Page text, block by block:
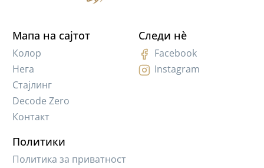
Мапа на сајтот
Колор
Нега
Стајлинг
Decode Zero
Контакт
Политики
Политика за приватност
Следи нè
Facebook
Instagram